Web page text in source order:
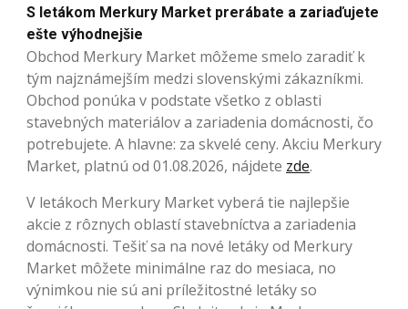
S letákom Merkury Market prerábate a zariaďujete
ešte výhodnejšie
Obchod Merkury Market môžeme smelo zaradiť k
tým najznámejším medzi slovenskými zákazníkmi.
Obchod ponúka v podstate všetko z oblasti
stavebných materiálov a zariadenia domácnosti, čo
potrebujete. A hlavne: za skvelé ceny. Akciu Merkury
Market, platnú od 01.08.2026, nájdete zde.
V letákoch Merkury Market vyberá tie najlepšie
akcie z rôznych oblastí stavebníctva a zariadenia
domácnosti. Tešiť sa na nové letáky od Merkury
Market môžete minimálne raz do mesiaca, no
výnimkou nie sú ani príležitostné letáky so